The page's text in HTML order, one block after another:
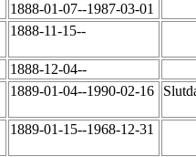
1888-01-07--1987-03-01
1888-11-15--
1888-12-04--
1889-01-04--1990-02-16
1889-01-15--1968-12-31